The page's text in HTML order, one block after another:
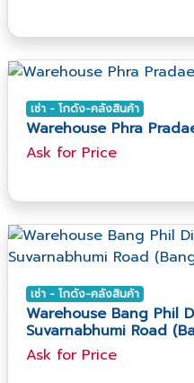
เช่า - โกดัง-คลังสินค้า
Warehouse Phra
Ask​ for​ Price
เช่า - โกดัง-คลังสินค้า
Warehouse Bang Phil
Suvarnabhumi Road
Ask​ for​ Price